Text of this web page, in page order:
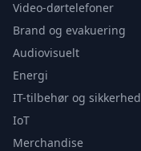
Video-dørtelefoner
Brand og evakuering
Audiovisuelt
Energi
IT-tilbehør og sikkerhed
IoT
Merchandise